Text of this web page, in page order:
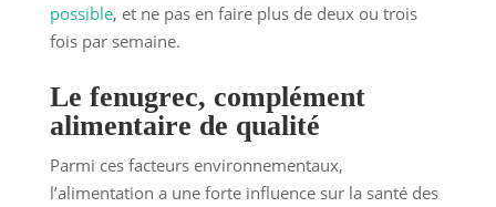
possible, et ne pas en faire plus de deux ou trois
fois par semaine.
Le fenugrec, complément
alimentaire de qualité
Parmi ces facteurs environnementaux,
l’alimentation a une forte influence sur la santé des